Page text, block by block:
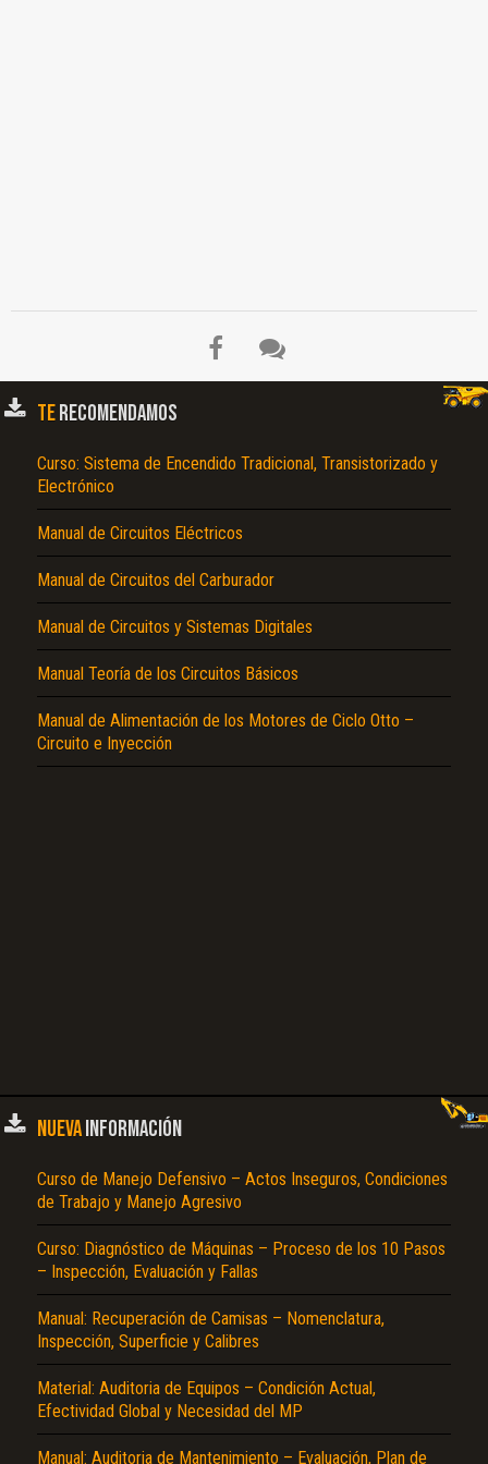
TERECOMENDAMOS
Curso: Sistema de Encendido Tradicional, Transistorizado y
Electrónico
Manual de Circuitos Eléctricos
Manual de Circuitos del Carburador
Manual de Circuitos y Sistemas Digitales
Manual Teoría de los Circuitos Básicos
Manual de Alimentación de los Motores de Ciclo Otto –
Circuito e Inyección
NUEVAINFORMACIÓN
Curso de Manejo Defensivo – Actos Inseguros, Condiciones
de Trabajo y Manejo Agresivo
Curso: Diagnóstico de Máquinas – Proceso de los 10 Pasos
– Inspección, Evaluación y Fallas
Manual: Recuperación de Camisas – Nomenclatura,
Inspección, Superficie y Calibres
Material: Auditoria de Equipos – Condición Actual,
Efectividad Global y Necesidad del MP
Manual: Auditoria de Mantenimiento – Evaluación, Plan de
El Título es incorrecto según el contenido.
Texto o Imagen de portada son erróneos.
No carga o no se visualiza el contenido.
Reportar otro tipo de error...